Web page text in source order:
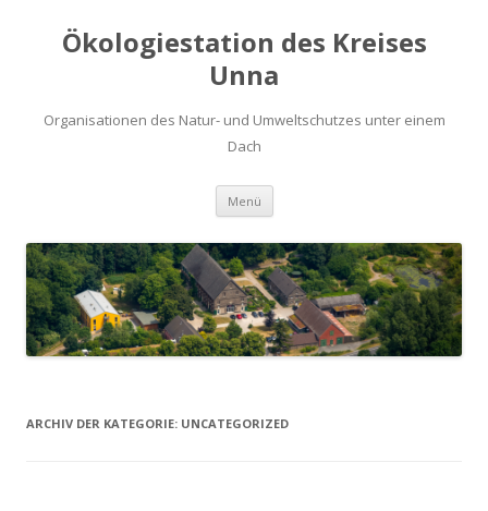
Ökologiestation des Kreises
Unna
Organisationen des Natur- und Umweltschutzes unter einem
Dach
Menü Zum
springen
ARCHIV DER KATEGORIE: UNCATEGORIZED